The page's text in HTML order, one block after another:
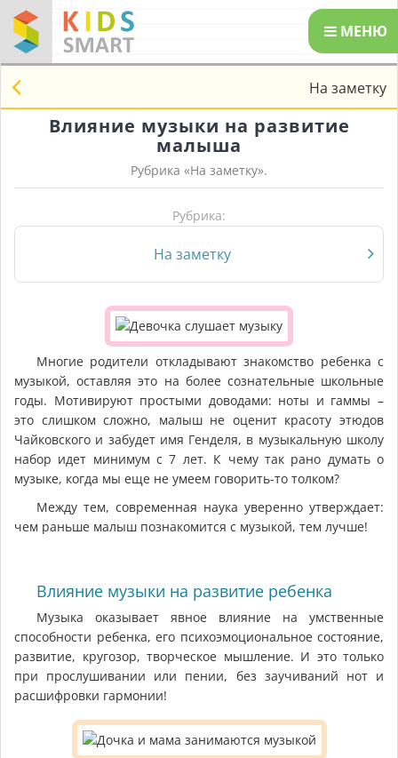
МЕНЮ
На заметку
Влияние музыки на развитие
малыша
Рубрика «На заметку».
Рубрика:
На заметку
Многие родители откладывают знакомство ребенка с
музыкой, оставляя это на более сознательные школьные
годы. Мотивируют простыми доводами: ноты и гаммы –
это слишком сложно, малыш не оценит красоту этюдов
Чайковского и забудет имя Генделя, в музыкальную школу
набор идет минимум с 7 лет. К чему так рано думать о
музыке, когда мы еще не умеем говорить-то толком?
Между тем, современная наука уверенно утверждает:
чем раньше малыш познакомится с музыкой, тем лучше!
Влияние музыки на развитие ребенка
Музыка оказывает явное влияние на умственные
способности ребенка, его психоэмоциональное состояние,
развитие, кругозор, творческое мышление. И это только
при прослушивании или пении, без заучиваний нот и
расшифровки гармонии!